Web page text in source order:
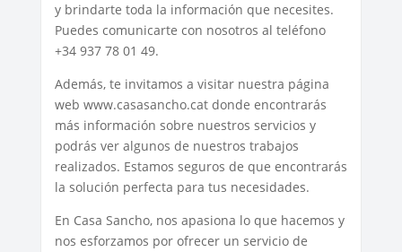
y brindarte toda la información que necesites.
Puedes comunicarte con nosotros al teléfono
+34 937 78 01 49.
Además, te invitamos a visitar nuestra página
web www.casasancho.cat donde encontrarás
más información sobre nuestros servicios y
podrás ver algunos de nuestros trabajos
realizados. Estamos seguros de que encontrarás
la solución perfecta para tus necesidades.
En Casa Sancho, nos apasiona lo que hacemos y
nos esforzamos por ofrecer un servicio de